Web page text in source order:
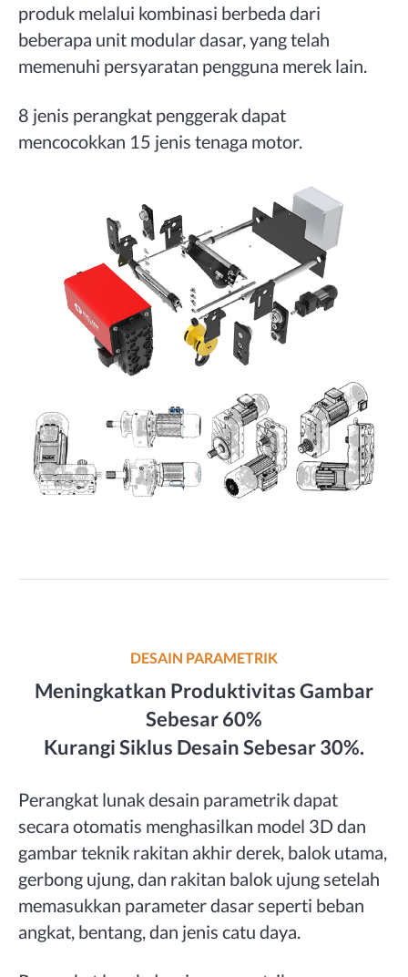
produk melalui kombinasi berbeda dari
beberapa unit modular dasar, yang telah
memenuhi persyaratan pengguna merek lain.
8 jenis perangkat penggerak dapat
mencocokkan 15 jenis tenaga motor.
DESAIN PARAMETRIK
Meningkatkan Produktivitas Gambar
Sebesar 60%
Kurangi Siklus Desain Sebesar 30%.
Perangkat lunak desain parametrik dapat
secara otomatis menghasilkan model 3D dan
gambar teknik rakitan akhir derek, balok utama,
gerbong ujung, dan rakitan balok ujung setelah
memasukkan parameter dasar seperti beban
angkat, bentang, dan jenis catu daya.